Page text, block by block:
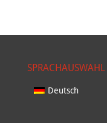
SPRACHAUSWAHL
Deutsch